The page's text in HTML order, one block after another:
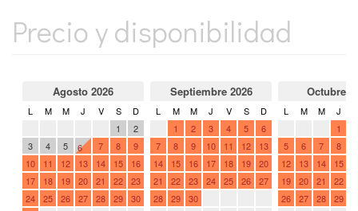
Precio y disponibilidad